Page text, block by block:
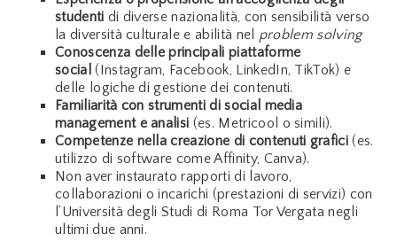
studenti di diverse nazionalità, con sensibilità verso
la diversità culturale e abilità nel problem solving
Conoscenza delle principali piattaforme
social (Instagram, Facebook, LinkedIn, TikTok) e
delle logiche di gestione dei contenuti.
Familiarità con strumenti di social media
management e analisi (es. Metricool o simili).
Competenze nella creazione di contenuti grafici (es.
utilizzo di software come Affinity, Canva).
Non aver instaurato rapporti di lavoro,
collaborazioni o incarichi (prestazioni di servizi) con
l’Università degli Studi di Roma Tor Vergata negli
ultimi due anni.